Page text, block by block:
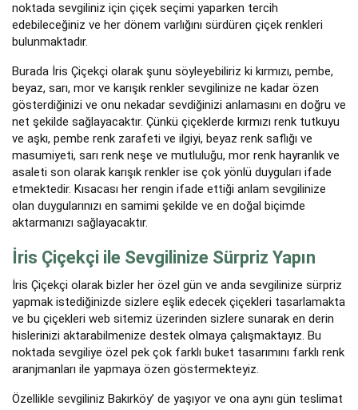
noktada sevgiliniz için çiçek seçimi yaparken tercih
edebileceğiniz ve her dönem varlığını sürdüren çiçek renkleri
bulunmaktadır.
Burada İris Çiçekçi olarak şunu söyleyebiliriz ki kırmızı, pembe,
beyaz, sarı, mor ve karışık renkler sevgilinize ne kadar özen
gösterdiğinizi ve onu nekadar sevdiğinizi anlamasını en doğru ve
net şekilde sağlayacaktır. Çünkü çiçeklerde kırmızı renk tutkuyu
ve aşkı, pembe renk zarafeti ve ilgiyi, beyaz renk saflığı ve
masumiyeti, sarı renk neşe ve mutluluğu, mor renk hayranlık ve
asaleti son olarak karışık renkler ise çok yönlü duyguları ifade
etmektedir. Kısacası her rengin ifade ettiği anlam sevgilinize
olan duygularınızı en samimi şekilde ve en doğal biçimde
aktarmanızı sağlayacaktır.
İris Çiçekçi ile Sevgilinize Sürpriz Yapın
İris Çiçekçi olarak bizler her özel gün ve anda sevgilinize sürpriz
yapmak istediğinizde sizlere eşlik edecek çiçekleri tasarlamakta
ve bu çiçekleri web sitemiz üzerinden sizlere sunarak en derin
hislerinizi aktarabilmenize destek olmaya çalışmaktayız. Bu
noktada sevgiliye özel pek çok farklı buket tasarımını farklı renk
aranjmanları ile yapmaya özen göstermekteyiz.
Özellikle sevgiliniz Bakırköy’ de yaşıyor ve ona aynı gün teslimat